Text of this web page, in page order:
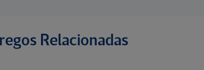
Relacionadas